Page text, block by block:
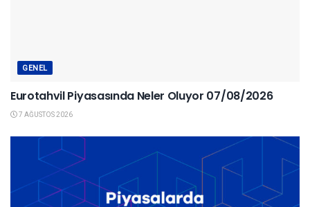
GENEL
Eurotahvil Piyasasında Neler Oluyor 07/08/2026
7 AĞUSTOS 2026